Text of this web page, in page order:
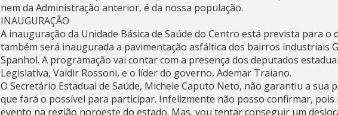
nem da Administração anterior, é da nossa população.
INAUGURAÇÃO
A inauguração da Unidade Básica de Saúde do Centro está prevista para o
também será inaugurada a pavimentação asfáltica dos bairros industriais
Spanhol. A programação vai contar com a presença dos deputados
Legislativa, Valdir Rossoni, e o líder do governo, Ademar Traiano.
O Secretário Estadual de Saúde, Michele Caputo Neto, não garantiu a sua
que fará o possível para participar. Infelizmente não posso confirmar,
evento na região noroeste do estado. Mas, vou tentar conseguir um